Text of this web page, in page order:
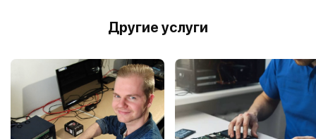
Другие услуги